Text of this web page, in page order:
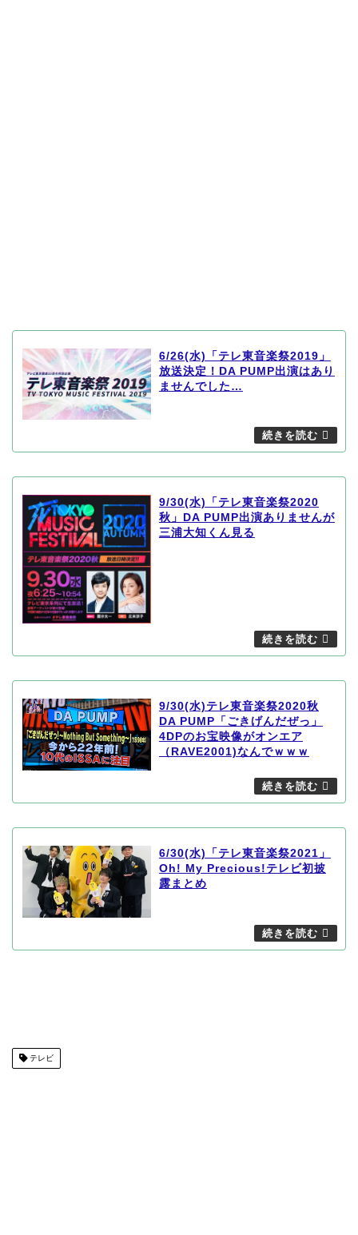
6/26(水)「テレ東音楽祭2019」
放送決定！DA PUMP出演はあり
ませんでした…
9/30(水)「テレ東音楽祭2020
秋」DA PUMP出演ありませんが
三浦大知くん見る
9/30(水)テレ東音楽祭2020秋
DA PUMP「ごきげんだぜっ」
4DPのお宝映像がオンエア
（RAVE2001)なんでｗｗｗ
6/30(水)「テレ東音楽祭2021」
Oh! My Precious!テレビ初披
露まとめ
テレビ